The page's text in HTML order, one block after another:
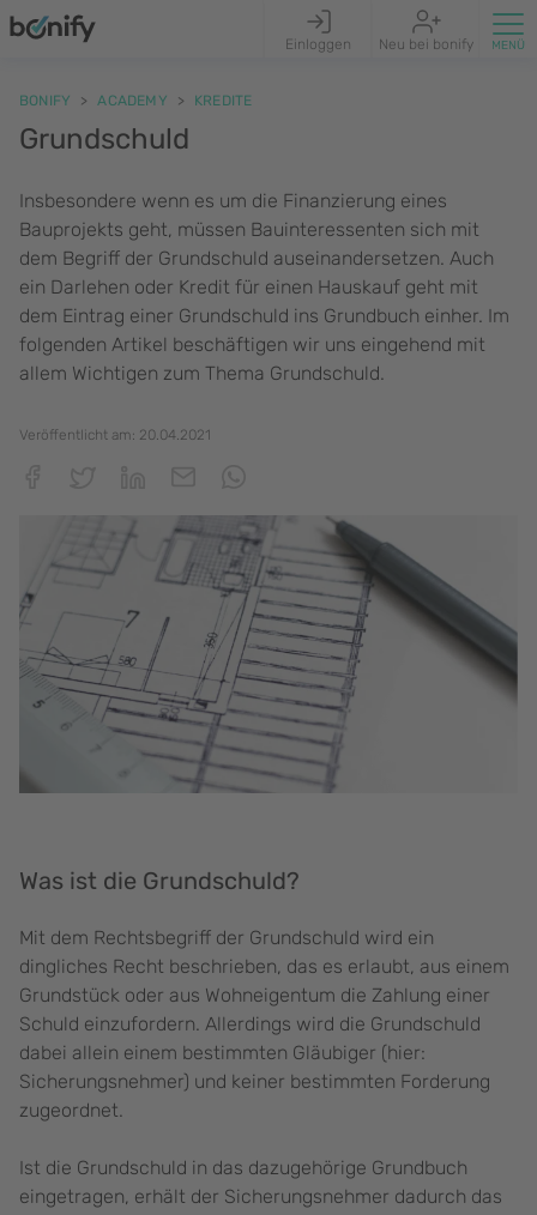
Einloggen Neu bei bonify
BONIFY ACADEMY KREDITE
Grundschuld
Insbesondere wenn es um die Finanzierung eines
Bauprojekts geht, müssen Bauinteressenten sich mit
dem Begriff der Grundschuld auseinandersetzen. Auch
ein Darlehen oder Kredit für einen Hauskauf geht mit
dem Eintrag einer Grundschuld ins Grundbuch einher. Im
folgenden Artikel beschäftigen wir uns eingehend mit
allem Wichtigen zum Thema Grundschuld.
Veröffentlicht am: 20.04.2021
Was ist die Grundschuld?
Mit dem Rechtsbegriff der Grundschuld wird ein
dingliches Recht beschrieben, das es erlaubt, aus einem
Grundstück oder aus Wohneigentum die Zahlung einer
Schuld einzufordern. Allerdings wird die Grundschuld
dabei allein einem bestimmten Gläubiger (hier:
Sicherungsnehmer) und keiner bestimmten Forderung
zugeordnet.
Ist die Grundschuld in das dazugehörige Grundbuch
eingetragen, erhält der Sicherungsnehmer dadurch das